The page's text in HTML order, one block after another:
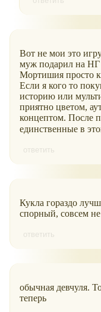
Вот не мои это
муж подарил на НГ
Мортишия просто
Если я кого то
историю или
приятно цветом,
концептом. После
единственные в
ответить
Кукла гораздо
спорный, совсем
ответить
обычная девчуля.
теперь